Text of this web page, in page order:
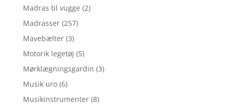
Madras til vugge (2)
Madrasser (257)
Mavebælter (3)
Motorik legetøj (5)
Mørklægningsgardin (3)
Musik uro (6)
Musikinstrumenter (8)